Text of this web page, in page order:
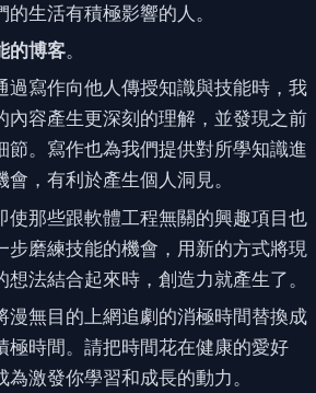
生活有積極影響的人。
的博客。
過寫作向他人傳授知識與技能時，我
內容產生更深刻的理解，並發現之前
節。寫作也為我們提供對所學知識進
，有利於產生個人洞見。
使那些跟軟體工程無關的興趣項目也
步磨練技能的機會，用新的方式將現
法結合起來時，創造力就產生了。
漫無目的上網追劇的消極時間替換成
極時間。請把時間花在健康的愛好
激發你學習和成長的動力。